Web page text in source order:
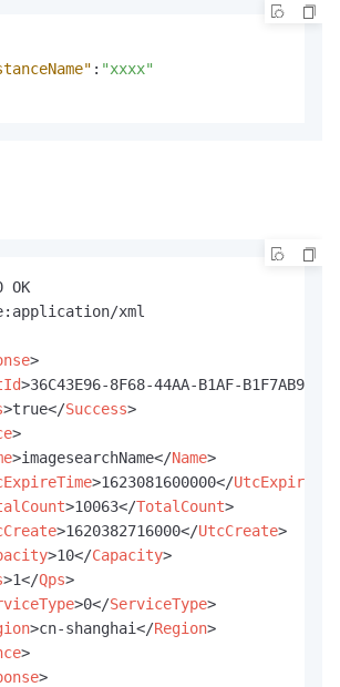
: "xxxx"
OK
xml
>
>36C43E96-8F68-44AA-B1AF-
>true</Success>
>
>imagesearchName</Name>
>1623081600000</
>10063</TotalCount>
>1620382716000</UtcCreate>
>10</Capacity>
>1</Qps>
>0</ServiceType>
>cn-shanghai</Region>
>
>